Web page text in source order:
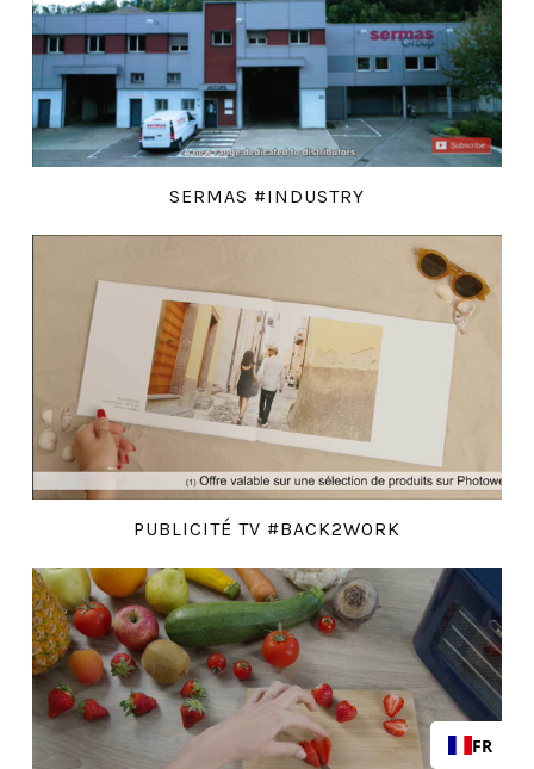
SERMAS #INDUSTRY
PUBLICITÉ TV #BACK2WORK
FR